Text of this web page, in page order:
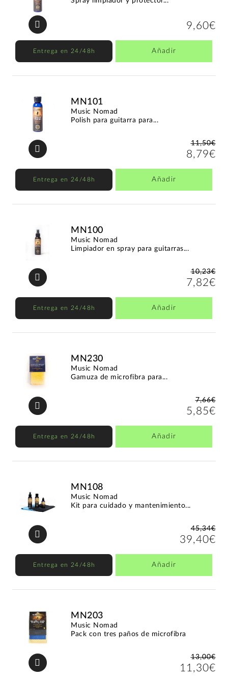
9,60€
Entrega en 24/48h Añadir
MN101
Music Nomad
Polish para guitarra para...
11,50€
8,79€
Entrega en 24/48h Añadir
MN100
Music Nomad
Limpiador en spray para guitarras...
10,23€
7,82€
Entrega en 24/48h Añadir
MN230
Music Nomad
Gamuza de microfibra para...
7,66€
5,85€
Entrega en 24/48h Añadir
MN108
Music Nomad
Kit para cuidado y mantenimiento...
45,34€
39,40€
Entrega en 24/48h Añadir
MN203
Music Nomad
Pack con tres paños de microfibra
13,00€
11,30€